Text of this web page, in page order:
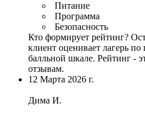
Питание
Программа
Безопасность
Кто формирует рейтинг?
клиент оценивает лагерь
балльной шкале. Рейтинг -
отзывам.
12 Марта 2026 г.
Дима И.